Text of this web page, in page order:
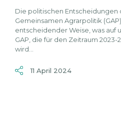
Die politischen Entscheidungen
Gemeinsamen Agrarpolitik
entscheidender Weise, was auf
GAP, die für den Zeitraum
wird...
11 April 2024